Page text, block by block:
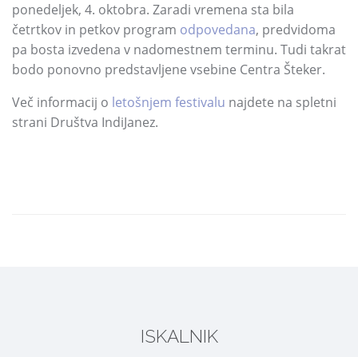
ponedeljek, 4. oktobra. Zaradi vremena sta bila
četrtkov in petkov program odpovedana, predvidoma
pa bosta izvedena v nadomestnem terminu. Tudi takrat
bodo ponovno predstavljene vsebine Centra Šteker.
Več informacij o letošnjem festivalu najdete na spletni
strani Društva IndiJanez.
ISKALNIK